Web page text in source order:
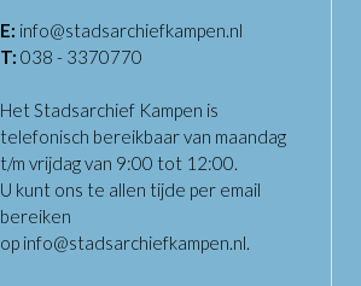
E: info@stadsarchiefkampen.nl
T: 038 - 3370770
Het Stadsarchief Kampen is
telefonisch bereikbaar van maandag
t/m vrijdag van 9:00 tot 12:00.
U kunt ons te allen tijde per email
bereiken
op info@stadsarchiefkampen.nl.